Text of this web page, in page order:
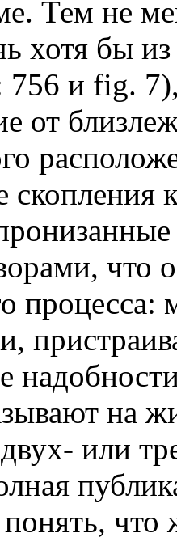
Тем не
хотя бы
756 и fig.
от
скопления
что
процесса:
на
или
что